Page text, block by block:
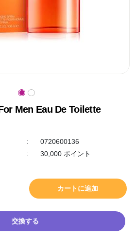
Men Eau De Toilette
:
0720600136
: 30,000 ポイント
カートに追加
交換する